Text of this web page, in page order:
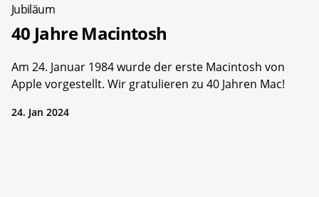
Jubiläum
40 Jahre Macintosh
Am 24. Januar 1984 wurde der erste Macintosh von
Apple vorgestellt. Wir gratulieren zu 40 Jahren Mac!
24. Jan 2024